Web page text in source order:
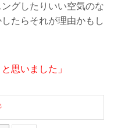
グしたりいい空気のな
たらそれが理由かもし
思いました」